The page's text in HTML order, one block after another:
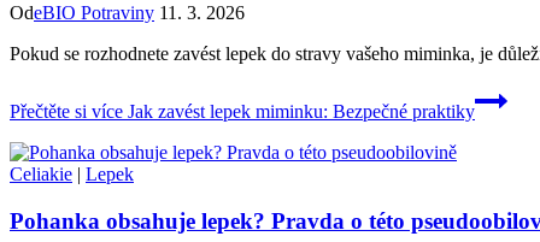
OdeBIO Potraviny 11. 3. 2026
Pokud se rozhodnete zavést lepek do stravy vašeho miminka, je
Přečtěte si více Jak zavést lepek miminku: Bezpečné praktiky
Celiakie | Lepek
Pohanka obsahuje lepek? Pravda o této